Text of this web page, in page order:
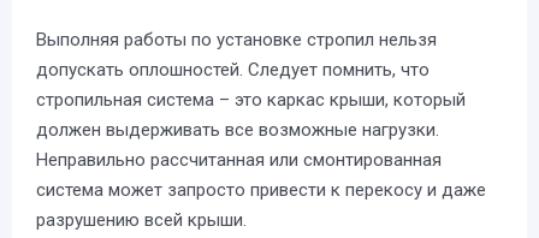
Выполняя работы по установке стропил нельзя
допускать оплошностей. Следует помнить, что
стропильная система – это каркас крыши, который
должен выдерживать все возможные нагрузки.
Неправильно рассчитанная или смонтированная
система может запросто привести к перекосу и даже
разрушению всей крыши.